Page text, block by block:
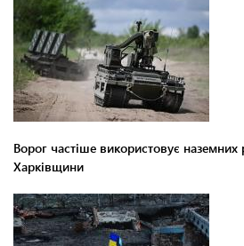
Ворог частіше використовує наземних
Харківщини